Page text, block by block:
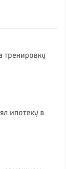
тренировку
ипотеку в